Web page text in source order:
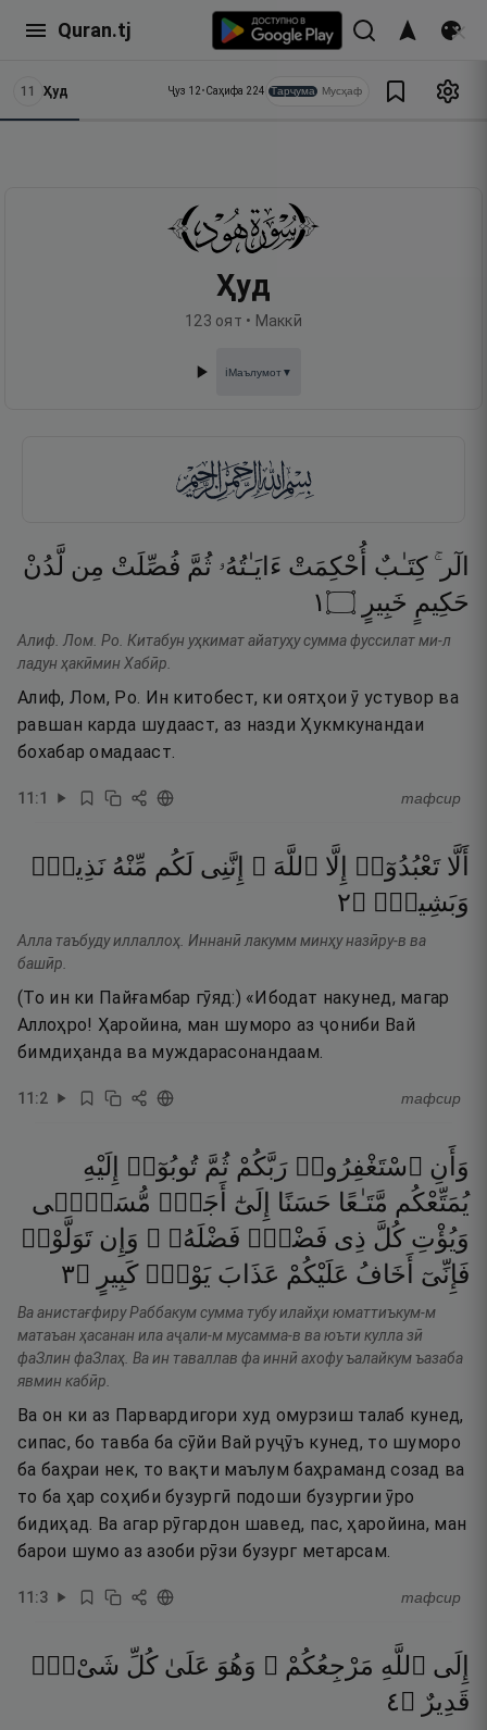
Quran.tj
11 Ҳуд Ҷуз 12•Саҳифа 224 Тарҷума Мусҳаф
Ҳуд
123 оят • Маккӣ
ℹ️Маълумот▼
الٓر ۚ كِتَـٰبٌ أُحْكِمَتْ ءَايَـٰتُهُۥ ثُمَّ فُصِّلَتْ مِن لَّدُنْ
حَكِيمٍ خَبِيرٍ ۝١
Алиф. Лом. Ро. Китабун уҳкимат айатуҳу сумма фуссилат ми-л
ладун ҳакӣмин Хабӣр.
Алиф, Лом, Ро. Ин китобест, ки оятҳои ӯ устувор ва
равшан карда шудааст, аз назди Ҳукмкунандаи
бохабар омадааст.
11:1 тафсир
أَلَّا تَعْبُدُوٓا۟ إِلَّا ٱللَّهَ ۚ إِنَّنِى لَكُم مِّنْهُ نَذِيرٌۭ
وَبَشِيرٌۭ ۝٢
Алла таъбуду иллаллоҳ. Иннанӣ лакумм минҳу назӣру-в ва
башӣр.
(То ин ки Пайғамбар гӯяд:) «Ибодат накунед, магар
Аллоҳро! Ҳаройина, ман шуморо аз ҷониби Вай
бимдиҳанда ва муждарасонандаам.
11:2 тафсир
وَأَنِ ٱسْتَغْفِرُوا۟ رَبَّكُمْ ثُمَّ تُوبُوٓا۟
إِلَيْهِ
يُمَتِّعْكُم مَّتَـٰعًا حَسَنًا إِلَىٰٓ أَجَلٍۢ مُّسَمًّۭى
وَيُؤْتِ كُلَّ ذِى فَضْلٍۢ فَضْلَهُۥ ۖ وَإِن تَوَلَّوْا۟
فَإِنِّىٓ
أَخَافُ عَلَيْكُمْ عَذَابَ يَوْمٍۢ كَبِيرٍ ۝٣
Ва анистағфиру Раббакум сумма тубу илайҳи юматтиъкум-м
матаъан ҳасанан ила аҷали-м мусамма-в ва юъти кулла зӣ
фаЗлин фаЗлаҳ. Ва ин таваллав фа иннӣ ахофу ъалайкум ъазаба
явмин кабӣр.
Ва он ки аз Парвардигори худ омурзиш талаб кунед,
сипас, бо тавба ба сӯйи Вай руҷӯъ кунед, то шуморо
ба баҳраи нек, то вақти маълум баҳраманд созад ва
то ба ҳар соҳиби бузургӣ подоши бузургии ӯро
бидиҳад. Ва агар рӯгардон шавед, пас, ҳаройина, ман
барои шумо аз азоби рӯзи бузург метарсам.
11:3 тафсир
إِلَى ٱللَّهِ مَرْجِعُكُمْ ۖ وَهُوَ عَلَىٰ كُلِّ شَىْءٍۢ
قَدِيرٌ ۝٤